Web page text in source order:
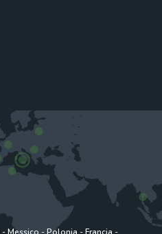
-Messico -Polonia -Francia -